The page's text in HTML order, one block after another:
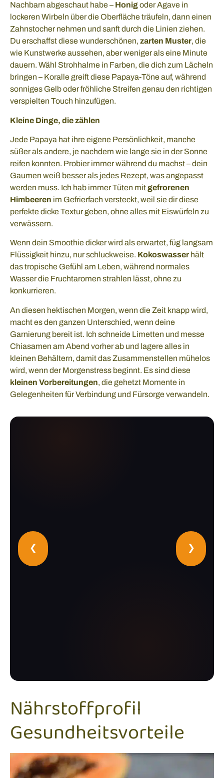
Nachbarn abgeschaut habe – Honigoder Agave in
lockeren Wirbeln über die Oberfläche träufeln, dann einen
Zahnstocher nehmen und sanft durch die Linien ziehen.
Du erschaffst diese wunderschönen, zarten Muster, die
wie Kunstwerke aussehen, aber weniger als eine Minute
dauern. Wähl Strohhalme in Farben, die dich zum Lächeln
bringen – Koralle greift diese Papaya-Töne auf, während
sonniges Gelb oder fröhliche Streifen genau den richtigen
verspielten Touch hinzufügen.
Kleine Dinge, die zählen
Jede Papaya hat ihre eigene Persönlichkeit, manche
süßer als andere, je nachdem wie lange sie in der Sonne
reifen konnten. Probier immer während du machst – dein
Gaumen weiß besser als jedes Rezept, was angepasst
werden muss. Ich hab immer Tüten mitgefrorenen
Himbeeren im Gefrierfach versteckt, weil sie dir diese
perfekte dicke Textur geben, ohne alles mit Eiswürfeln zu
verwässern.
Wenn dein Smoothie dicker wird als erwartet, füg langsam
Flüssigkeit hinzu, nur schluckweise. Kokoswasser hält
das tropische Gefühl am Leben, während normales
Wasser die Fruchtaromen strahlen lässt, ohne zu
konkurrieren.
An diesen hektischen Morgen, wenn die Zeit knapp wird,
macht es den ganzen Unterschied, wenn deine
Garnierung bereit ist. Ich schneide Limetten und messe
Chiasamen am Abend vorher ab und lagere alles in
kleinen Behältern, damit das Zusammenstellen mühelos
wird, wenn der Morgenstress beginnt. Es sind diese
kleinen Vorbereitungen, die gehetzt Momente in
Gelegenheiten für Verbindung und Fürsorge verwandeln.
❮ ❯
Nährstoffprofil
Gesundheitsvorteile